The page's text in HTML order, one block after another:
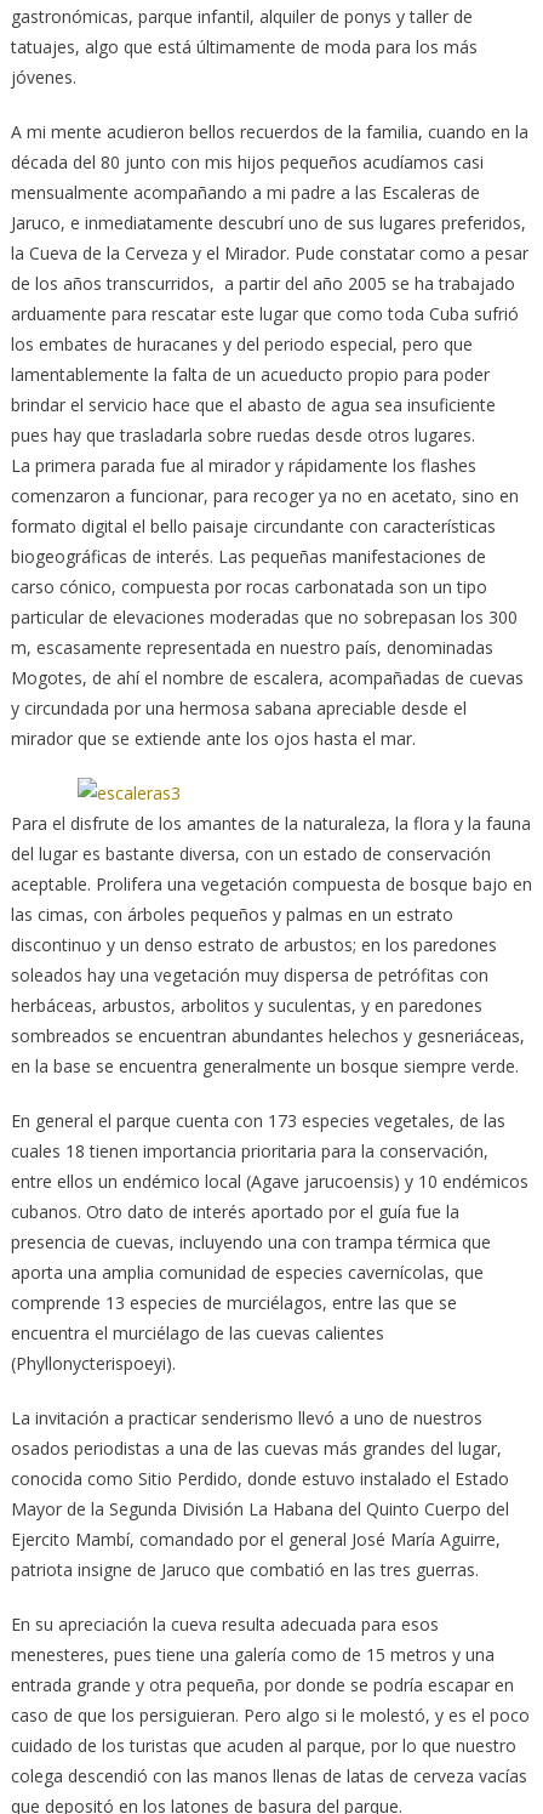
gastronómicas, parque infantil, alquiler de ponys y taller de
tatuajes, algo que está últimamente de moda para los más
jóvenes.
A mi mente acudieron bellos recuerdos de la familia, cuando en la
década del 80 junto con mis hijos pequeños acudíamos casi
mensualmente acompañando a mi padre a las Escaleras de
Jaruco, e inmediatamente descubrí uno de sus lugares preferidos,
la Cueva de la Cerveza y el Mirador. Pude constatar como a pesar
de los años transcurridos, a partir del año 2005 se ha trabajado
arduamente para rescatar este lugar que como toda Cuba sufrió
los embates de huracanes y del periodo especial, pero que
lamentablemente la falta de un acueducto propio para poder
brindar el servicio hace que el abasto de agua sea insuficiente
pues hay que trasladarla sobre ruedas desde otros lugares.
La primera parada fue al mirador y rápidamente los flashes
comenzaron a funcionar, para recoger ya no en acetato, sino en
formato digital el bello paisaje circundante con características
biogeográficas de interés. Las pequeñas manifestaciones de
carso cónico, compuesta por rocas carbonatada son un tipo
particular de elevaciones moderadas que no sobrepasan los 300
m, escasamente representada en nuestro país, denominadas
Mogotes, de ahí el nombre de escalera, acompañadas de cuevas
y circundada por una hermosa sabana apreciable desde el
mirador que se extiende ante los ojos hasta el mar.
Para el disfrute de los amantes de la naturaleza, la flora y la fauna
del lugar es bastante diversa, con un estado de conservación
aceptable. Prolifera una vegetación compuesta de bosque bajo en
las cimas, con árboles pequeños y palmas en un estrato
discontinuo y un denso estrato de arbustos; en los paredones
soleados hay una vegetación muy dispersa de petrófitas con
herbáceas, arbustos, arbolitos y suculentas, y en paredones
sombreados se encuentran abundantes helechos y gesneriáceas,
en la base se encuentra generalmente un bosque siempre verde.
En general el parque cuenta con 173 especies vegetales, de las
cuales 18 tienen importancia prioritaria para la conservación,
entre ellos un endémico local (Agave jarucoensis) y 10 endémicos
cubanos. Otro dato de interés aportado por el guía fue la
presencia de cuevas, incluyendo una con trampa térmica que
aporta una amplia comunidad de especies cavernícolas, que
comprende 13 especies de murciélagos, entre las que se
encuentra el murciélago de las cuevas calientes
(Phyllonycterispoeyi).
La invitación a practicar senderismo llevó a uno de nuestros
osados periodistas a una de las cuevas más grandes del lugar,
conocida como Sitio Perdido, donde estuvo instalado el Estado
Mayor de la Segunda División La Habana del Quinto Cuerpo del
Ejercito Mambí, comandado por el general José María Aguirre,
patriota insigne de Jaruco que combatió en las tres guerras.
En su apreciación la cueva resulta adecuada para esos
menesteres, pues tiene una galería como de 15 metros y una
entrada grande y otra pequeña, por donde se podría escapar en
caso de que los persiguieran. Pero algo si le molestó, y es el poco
cuidado de los turistas que acuden al parque, por lo que nuestro
colega descendió con las manos llenas de latas de cerveza vacías
que depositó en los latones de basura del parque.